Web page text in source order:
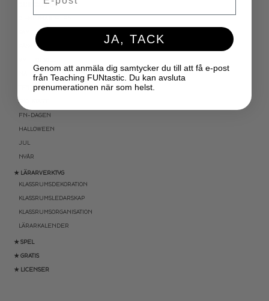
100 SKOLDAGAR
SAMER
NATIONALDAGEN 6 JUNI
TERMINSAVSLUT
SKOLSTART
FN-DAGEN
HALLOWEEN
JUL
NYÅR
★ LÄRARVERKTYG
KLASSRUMSDEKORATION
KLASSRUMSLEDARSKAP
KLASSRUMSORGANISATION
LÄRARKALENDER
★ SPEL
★ GRATIS
★ LICENSER
JA, TACK
Genom att anmäla dig samtycker du till att få e-post
från Teaching FUNtastic. Du kan avsluta
prenumerationen när som helst.